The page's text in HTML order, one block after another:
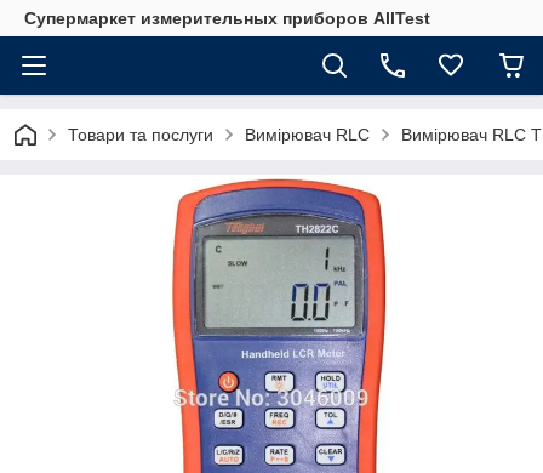
Супермаркет измерительных приборов AllTest
Товари та послуги Вимірювач RLC Вимірювач RLC